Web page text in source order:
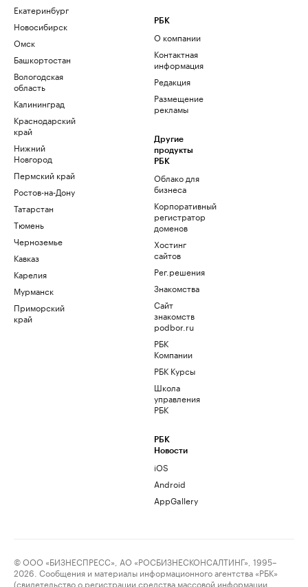
Екатеринбург
Новосибирск
Омск
Башкортостан
Вологодская
область
Калининград
Краснодарский
край
Нижний
Новгород
Пермский край
Ростов-на-Дону
Татарстан
Тюмень
Черноземье
Кавказ
Карелия
Мурманск
Приморский
край
РБК
О компании
Контактная
информация
Редакция
Размещение
рекламы
Другие
продукты
РБК
Облако для
бизнеса
Корпоративный
регистратор
доменов
Хостинг
сайтов
Рег.решения
Знакомства
Сайт
знакомств
podbor.ru
РБК
Компании
РБК Курсы
Школа
управления
РБК
РБК
Новости
iOS
Android
AppGallery
© ООО «БИЗНЕСПРЕСС», АО «РОСБИЗНЕСКОНСАЛТИНГ», 1995–
2026. Сообщения и материалы информационного агентства «РБК»
(свидетельство о регистрации средства массовой информации